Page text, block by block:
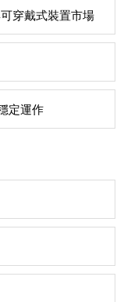
穿戴式裝置市場
定運作